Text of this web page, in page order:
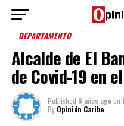
DEPARTAMENTO
Alcalde de El
de Covid-19 en
Published 6 años agoon
By Opinión Caribe